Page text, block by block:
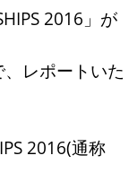
2016」が
レポートいた
2016(通称